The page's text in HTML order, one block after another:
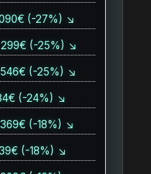
(-27%) ↘
299€ (-25%) ↘
(-25%) ↘
(-24%) ↘
(-18%) ↘
(-18%) ↘